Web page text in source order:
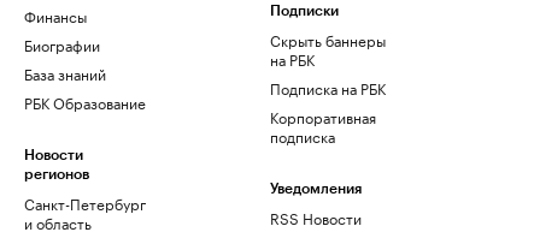
Финансы
Биографии
База знаний
РБК Образование
Новости
регионов
Санкт-Петербург
и область
Подписки
Скрыть баннеры
на РБК
Подписка на РБК
Корпоративная
подписка
Уведомления
RSS Новости